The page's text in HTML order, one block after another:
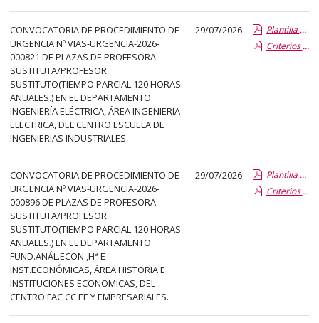
PDF
con
el
detalle
del
anuncio
completo.
CONVOCATORIA DE PROCEDIMIENTO DE
URGENCIA Nº VIAS-URGENCIA-2026-
000821 DE PLAZAS DE PROFESORA
SUSTITUTA/PROFESOR
SUSTITUTO(TIEMPO PARCIAL 120 HORAS
ANUALES.) EN EL DEPARTAMENTO
INGENIERÍA ELÉCTRICA, ÁREA INGENIERIA
ELECTRICA, DEL CENTRO ESCUELA DE
INGENIERIAS INDUSTRIALES.
29/07/2026
Plantilla de Publicacion Vias de Urgencia
Criterios especificos
CONVOCATORIA DE PROCEDIMIENTO DE
URGENCIA Nº VIAS-URGENCIA-2026-
000896 DE PLAZAS DE PROFESORA
SUSTITUTA/PROFESOR
SUSTITUTO(TIEMPO PARCIAL 120 HORAS
ANUALES.) EN EL DEPARTAMENTO
FUND.ANÁL.ECON.,Hª E
INST.ECONÓMICAS, ÁREA HISTORIA E
INSTITUCIONES ECONOMICAS, DEL
CENTRO FAC CC EE Y EMPRESARIALES.
29/07/2026
Plantilla de Publicacion Vias de Urgencia
Criterios especificos